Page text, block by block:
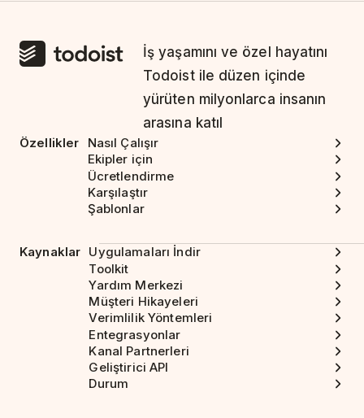
İş yaşamını ve özel hayatını
Todoist ile düzen içinde
yürüten milyonlarca insanın
arasına katıl
Özellikler
Nasıl Çalışır
Ekipler için
Ücretlendirme
Karşılaştır
Şablonlar
Kaynaklar Uygulamaları İndir
Toolkit
Yardım Merkezi
Müşteri Hikayeleri
Verimlilik Yöntemleri
Entegrasyonlar
Kanal Partnerleri
Geliştirici API
Durum